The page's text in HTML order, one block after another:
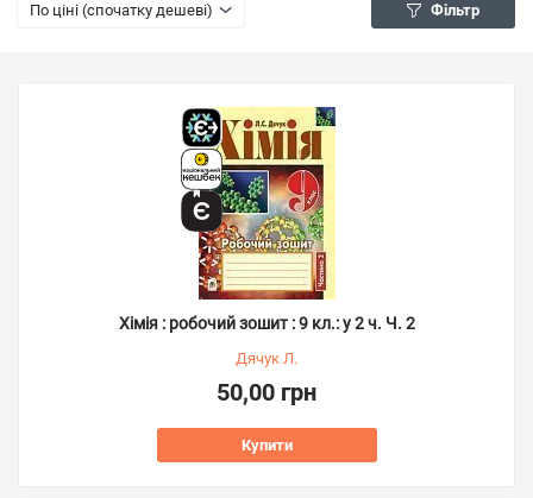
По ціні (спочатку дешеві) Фільтр
Хімія : робочий зошит : 9 кл.: у 2 ч. Ч. 2
Дячук Л.
50,00 грн
Купити